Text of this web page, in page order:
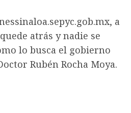
a
atrás y nadie se
lo busca el gobierno
Rubén Rocha Moya.